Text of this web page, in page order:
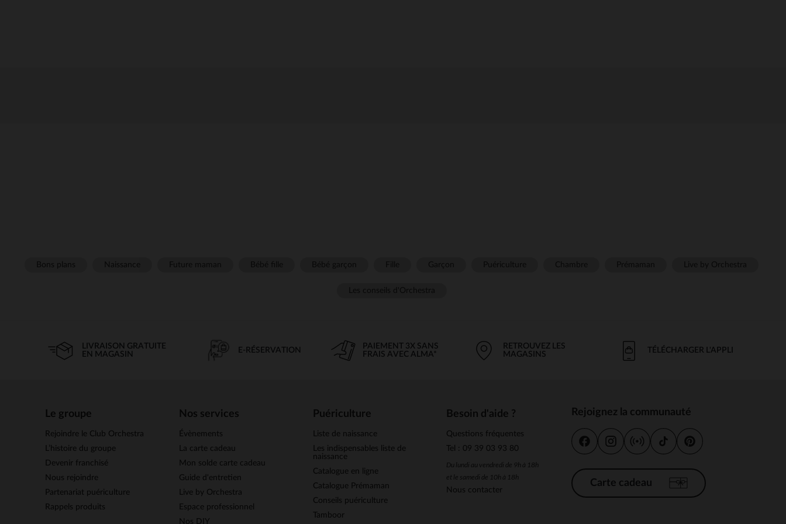
LIVRAISON GRATUITE
EN MAGASIN
E-RÉSERVATION
PAIEMENT 3X SANS
FRAIS AVEC ALMA*
RETROUVEZ LES
MAGASINS
TÉLÉCHARGER L'APPLI
Le groupe
Rejoindre le Club Orchestra
L’histoire du groupe
Devenir franchisé
Nous rejoindre
Partenariat puériculture
Rappels produits
Nos services
Évènements
La carte cadeau
Mon solde carte cadeau
Guide d'entretien
Live by Orchestra
Espace professionnel
Nos DIY
Puériculture
Liste de naissance
Les indispensables liste de
naissance
Catalogue en ligne
Catalogue Prémaman
Conseils puériculture
Tamboor
Besoin d'aide ?
Questions fréquentes
Tel : 09 39 03 93 80
Du lundi au vendredi de 9h à 18h
et le samedi de 10h à 18h
Nous contacter
Rejoignez la communauté
Carte cadeau